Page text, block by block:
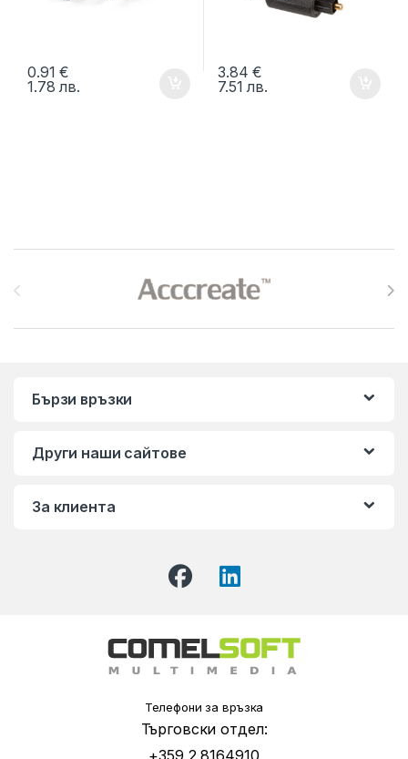
0.91€
1.78лв.
3.84€
7.51лв.
Бързи връзки
Други наши сайтове
За клиента
Телефони за връзка
Търговски отдел:
+359 2 8164910